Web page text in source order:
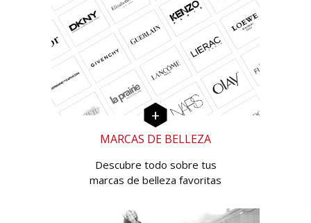
MARCAS DE BELLEZA
Descubre todo sobre tus
marcas de belleza favoritas